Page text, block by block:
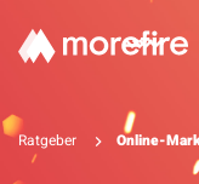
Lösungen
Ratgeber Online-